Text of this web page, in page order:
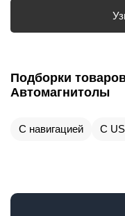
Подборки
Автомагнитолы
С навигацией С